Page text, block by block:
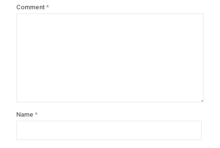
Comment *
Name *